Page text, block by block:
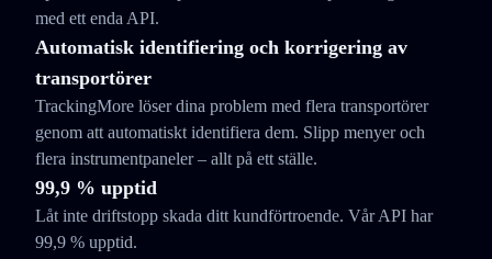
med ett enda API.
Automatisk identifiering och korrigering av
transportörer
TrackingMore löser dina problem med flera transportörer
genom att automatiskt identifiera dem. Slipp menyer och
flera instrumentpaneler – allt på ett ställe.
99,9 % upptid
Låt inte driftstopp skada ditt kundförtroende. Vår API har
99,9 % upptid.